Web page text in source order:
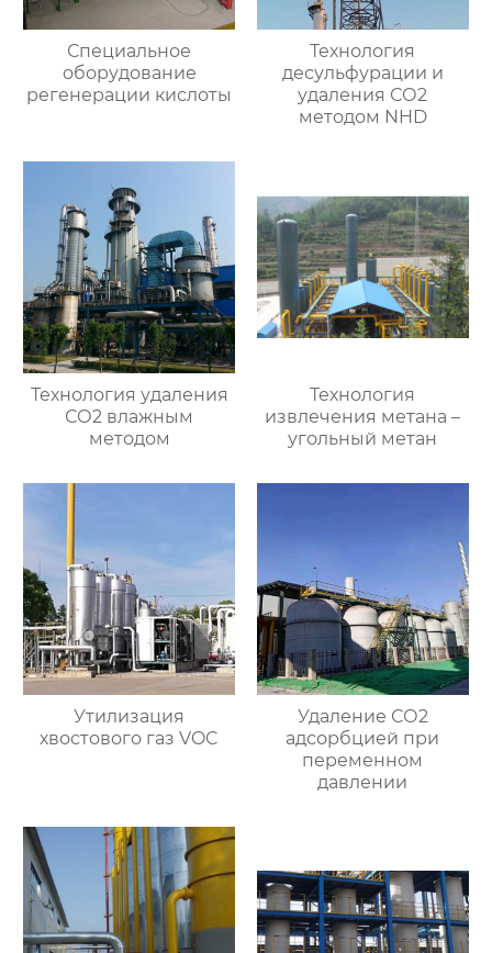
Специальное
оборудование
регенерации кислоты
Технология
десульфурации и
удаления СО2
методом NHD
Технология удаления
СО2 влажным
методом
Технология
извлечения метана –
угольный метан
Утилизация
хвостового газ VOC
Удаление СО2
адсорбцией при
переменном
давлении